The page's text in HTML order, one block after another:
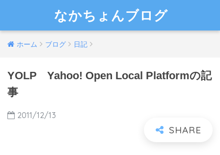
なかちょんブログ
ホーム ブログ 日記
YOLP Yahoo! Open Local Platformの記
事
2011/12/13